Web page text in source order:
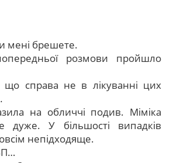
мені брешете.
розмови пройшло
справа не в лікуванні цих
на обличчі подив. Міміка
дуже. У більшості випадків
непідходяще.